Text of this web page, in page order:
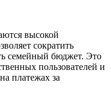
высокой
сократить
семейный бюджет. Это
пользователей и
платежах за